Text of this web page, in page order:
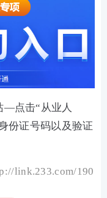
—点击“从业人
份证号码以及验证
link.233.com/190